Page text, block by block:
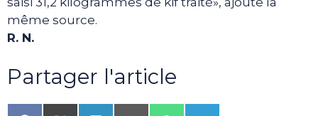
même source.
R. N.
Partager l'article